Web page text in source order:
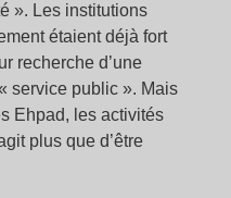
». Les institutions
étaient déjà fort
recherche d’une
service public ». Mais
Ehpad, les activités
plus que d’être